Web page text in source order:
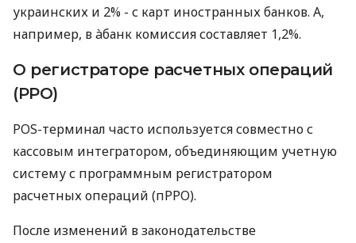
украинских и 2% - с карт иностранных банков. А,
например, в àбанк комиссия составляет 1,2%.
О регистраторе расчетных операций
(РРО)
POS-терминал часто используется совместно с
кассовым интегратором, объединяющим учетную
систему с программным регистратором
расчетных операций (пРРО).
После изменений в законодательстве